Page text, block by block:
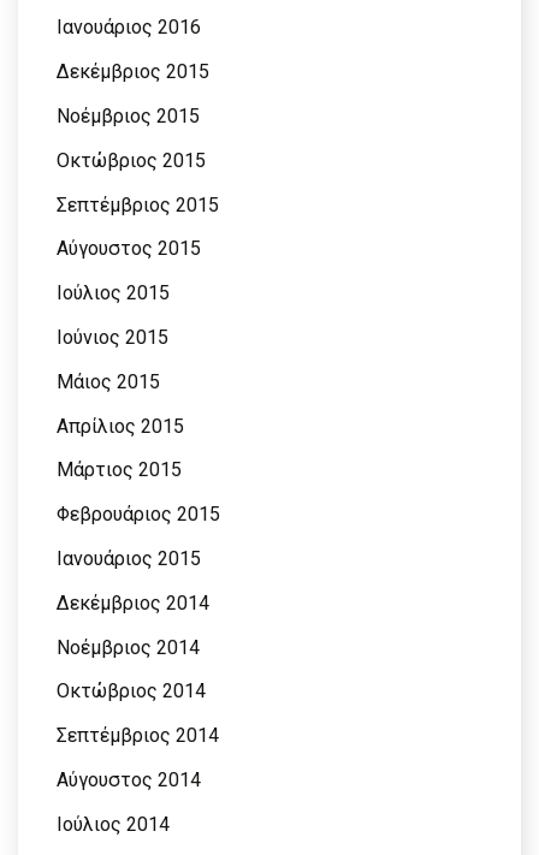
Ιανουάριος 2016
Δεκέμβριος 2015
Νοέμβριος 2015
Οκτώβριος 2015
Σεπτέμβριος 2015
Αύγουστος 2015
Ιούλιος 2015
Ιούνιος 2015
Μάιος 2015
Απρίλιος 2015
Μάρτιος 2015
Φεβρουάριος 2015
Ιανουάριος 2015
Δεκέμβριος 2014
Νοέμβριος 2014
Οκτώβριος 2014
Σεπτέμβριος 2014
Αύγουστος 2014
Ιούλιος 2014